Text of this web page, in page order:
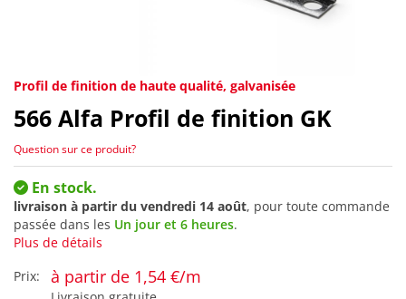
Profil de finition de haute qualité, galvanisée
566 Alfa Profil de finition GK
Question sur ce produit?
En stock.
livraison à partir du vendredi 14 août, pour toute commande
passée dans les Un jour et 6 heures.
Plus de détails
Prix:
à partir de 1,54 €/m